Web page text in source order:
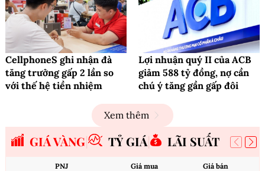
CellphoneS ghi nhận đà
tăng trưởng gấp 2 lần so
với thế hệ tiền nhiệm
Lợi nhuận quý II của ACB
giảm 588 tỷ đồng, nợ cần
chú ý tăng gần gấp đôi
Xem thêm
GIÁ VÀNG TỶ GIÁ LÃI SUẤT
PNJ Giá mua Giá bán